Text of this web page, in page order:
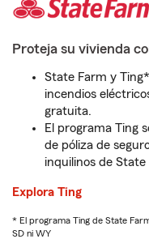
Proteja su vivienda
State Farm y
incendios
gratuita.
El programa Ting
de póliza de
inquilinos de State
Explora Ting
* El programa Ting de State
SD ni WY